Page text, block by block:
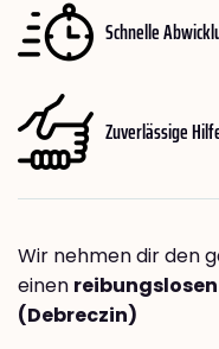
Schnelle
Zuverlässige
Wir nehmen dir den
einen
(Debreczin)